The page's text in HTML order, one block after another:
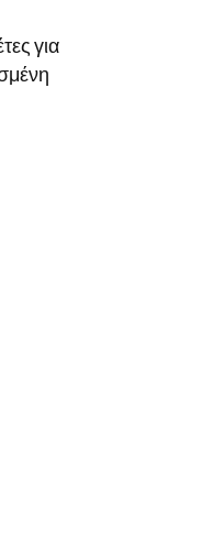
για